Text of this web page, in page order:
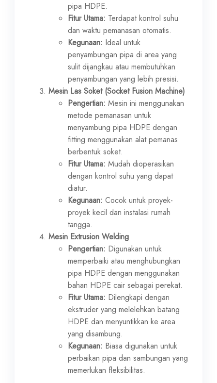
pipa HDPE.
Fitur Utama: Terdapat kontrol suhu
dan waktu pemanasan otomatis.
Kegunaan: Ideal untuk
penyambungan pipa di area yang
sulit dijangkau atau membutuhkan
penyambungan yang lebih presisi.
Mesin Las Soket (Socket Fusion Machine)
Pengertian: Mesin ini menggunakan
metode pemanasan untuk
menyambung pipa HDPE dengan
fitting menggunakan alat pemanas
berbentuk soket.
Fitur Utama: Mudah dioperasikan
dengan kontrol suhu yang dapat
diatur.
Kegunaan: Cocok untuk proyek-
proyek kecil dan instalasi rumah
tangga.
Mesin Extrusion Welding
Pengertian: Digunakan untuk
memperbaiki atau menghubungkan
pipa HDPE dengan menggunakan
bahan HDPE cair sebagai perekat.
Fitur Utama: Dilengkapi dengan
ekstruder yang melelehkan batang
HDPE dan menyuntikkan ke area
yang disambung.
Kegunaan: Biasa digunakan untuk
perbaikan pipa dan sambungan yang
memerlukan fleksibilitas.